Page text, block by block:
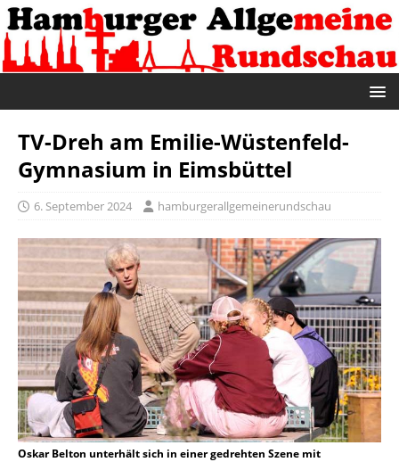
TV-Dreh am Emilie-Wüstenfeld-
Gymnasium in Eimsbüttel
6. September 2024 hamburgerallgemeinerundschau
Oskar Belton unterhält sich in einer gedrehten Szene mit